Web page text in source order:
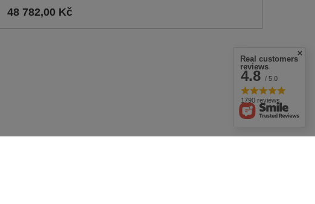
48 782,00 Kč
Real customers
reviews
4.8 / 5.0
1790 reviews